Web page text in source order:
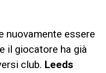
nuovamente essere
il giocatore ha già
club. Leeds